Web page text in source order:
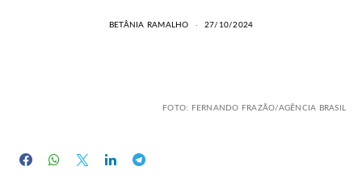
BETÂNIA RAMALHO 27/10/2024
FOTO: FERNANDO FRAZÃO/AGÊNCIA BRASIL